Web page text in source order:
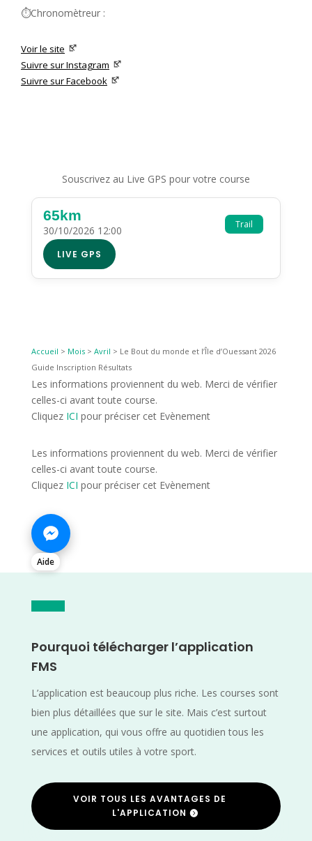
⏱️Chronomètreur :
Voir le site
Suivre sur Instagram
Suivre sur Facebook
Souscrivez au Live GPS pour votre course
Trail
65km
30/10/2026 12:00
LIVE GPS
Accueil > Mois> Avril > Le Bout du monde et l’Île d’Ouessant 2026
Guide Inscription Résultats
Les informations proviennent du web. Merci de vérifier
celles-ci avant toute course.
Cliquez ICI pour préciser cet Evènement
Les informations proviennent du web. Merci de vérifier
celles-ci avant toute course.
Cliquez ICI pour préciser cet Evènement
Aide
Pourquoi télécharger l’application
FMS
L’application est beaucoup plus riche. Les courses sont
bien plus détaillées que sur le site. Mais c’est surtout
une application, qui vous offre au quotidien tous les
services et outils utiles à votre sport.
VOIR TOUS LES AVANTAGES DE
L'APPLICATION